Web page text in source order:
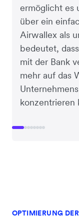
ermöglicht es
über ein
Airwallex als
bedeutet,
mit der Bank
mehr auf das
konzentrieren
OPTIMIERUNG